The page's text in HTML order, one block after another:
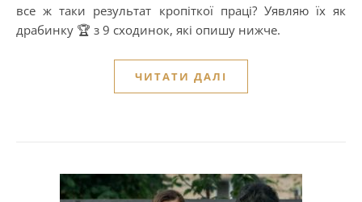
все ж таки результат кропіткої праці? Уявляю їх як
драбинку 🏆 з 9 сходинок, які опишу нижче.
ЧИТАТИ ДАЛІ